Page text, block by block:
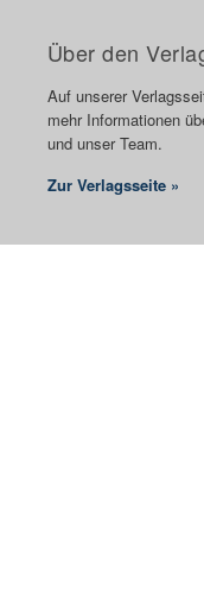
Über den
Auf unserer
mehr Informationen
und unser Team.
Zur Verlagsseite »